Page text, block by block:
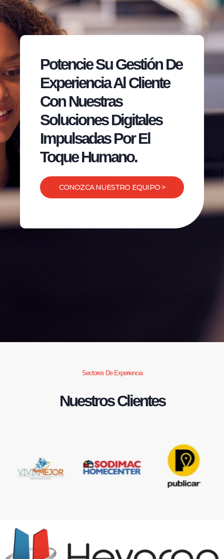
Potencie Su Gestión De
Experiencia Al Cliente
Con Nuestras
Soluciones Digitales
Impulsadas Por El
Toque Humano.
CONOZCA NUESTRO EQUIPO >
Sectores De Experiencia
Nuestros Clientes